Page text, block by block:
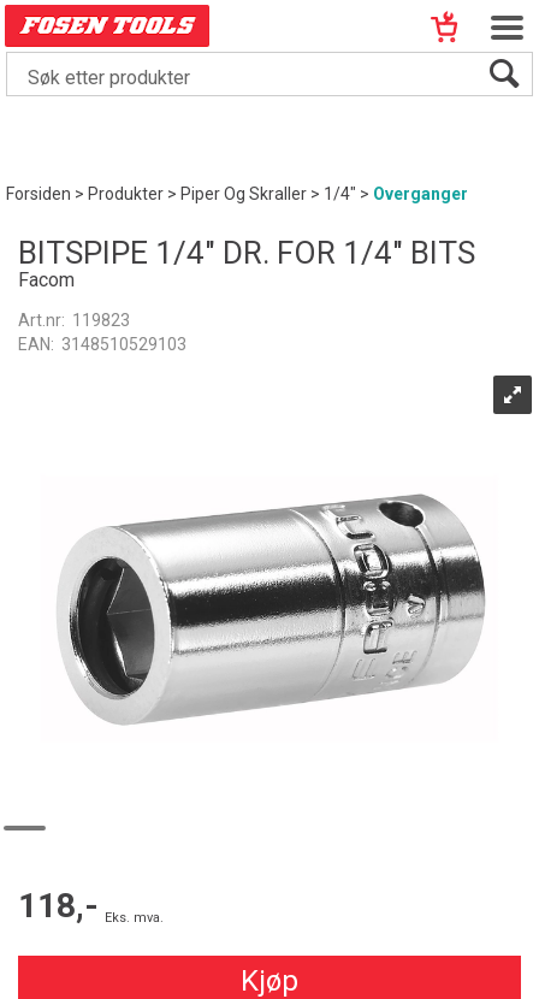
Forsiden>Produkter>Piper Og Skraller>1/4">Overganger
BITSPIPE 1/4" DR. FOR 1/4" BITS
Facom
Art.nr: 119823
EAN: 3148510529103
118,- Eks. mva.
Kjøp